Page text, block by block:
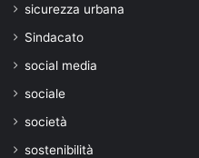
sicurezza urbana
Sindacato
social media
sociale
società
sostenibilità